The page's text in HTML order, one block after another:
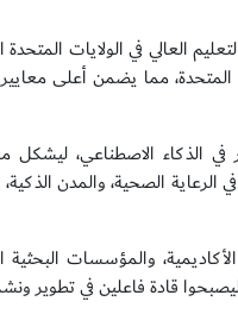
مما يضمن أعلى معايير
في الذكاء الاصطناعي، ليشكل
الصحية، والمدن الذكية،
والمؤسسات البحثية
قادة فاعلين في تطوير